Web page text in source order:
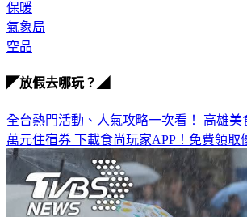
保暖
氣象局
空品
◤放假去哪玩？◢
全台熱門活動、人氣攻略一次看！ 高雄美
萬元住宿券 下載食尚玩家APP！免費領取